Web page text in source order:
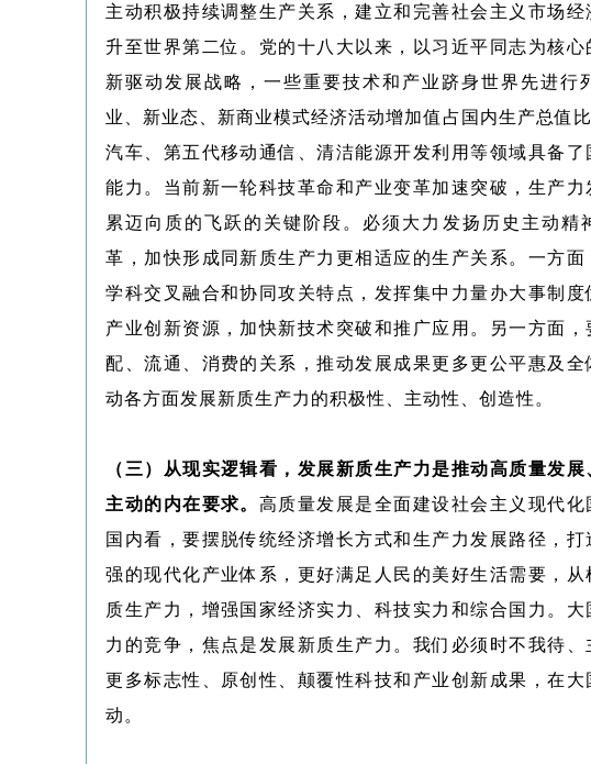
主动积极持续调整生产关系，建立和完善社会主义市场
升至世界第二位。党的十八大以来，以习近平同志为核心
新驱动发展战略，一些重要技术和产业跻身世界先进行
业、新业态、新商业模式经济活动增加值占国内生产总值
汽车、第五代移动通信、清洁能源开发利用等领域具备了
能力。当前新一轮科技革命和产业变革加速突破，生产力
累迈向质的飞跃的关键阶段。必须大力发扬历史主动精
革，加快形成同新质生产力更相适应的生产关系。一方面
学科交叉融合和协同攻关特点，发挥集中力量办大事制
产业创新资源，加快新技术突破和推广应用。另一方面，
配、流通、消费的关系，推动发展成果更多更公平惠及全
动各方面发展新质生产力的积极性、主动性、创造性。
（三）从现实逻辑看，发展新质生产力是推动高质量发
主动的内在要求。 高质量发展是全面建设社会主义现代化
国内看，要摆脱传统经济增长方式和生产力发展路径，打
强的现代化产业体系，更好满足人民的美好生活需要，
质生产力，增强国家经济实力、科技实力和综合国力。
力的竞争，焦点是发展新质生产力。我们必须时不我待
更多标志性、原创性、颠覆性科技和产业创新成果，在大
动。